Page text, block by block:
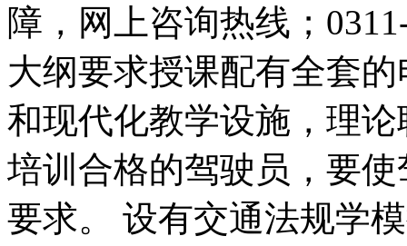
障，网上咨询热线；
大纲要求授课配有全套
和现代化教学设施，理
培训合格的驾驶员，要
要求。 设有交通法规学